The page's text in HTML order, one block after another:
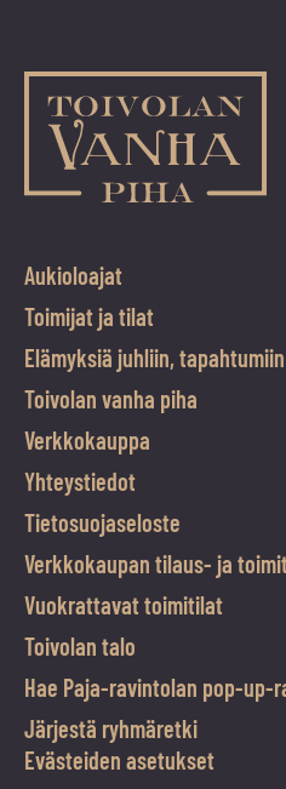
Aukioloajat
Toimijat ja tilat
Elämyksiä juhliin,
Toivolan vanha piha
Verkkokauppa
Yhteystiedot
Tietosuojaseloste
Verkkokaupan tilaus- ja
Vuokrattavat toimitilat
Toivolan talo
Hae Paja-ravintolan pop-
Järjestä ryhmäretki
Evästeiden asetukset